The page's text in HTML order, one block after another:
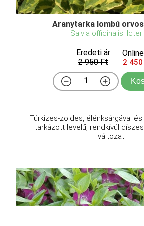
Aranytarka lombú
Salvia officinalis
Eredeti ár
2 950 Ft
2
Türkizes-zöldes, élénksárgával
tarkázott levelű, rendkívül
változat.